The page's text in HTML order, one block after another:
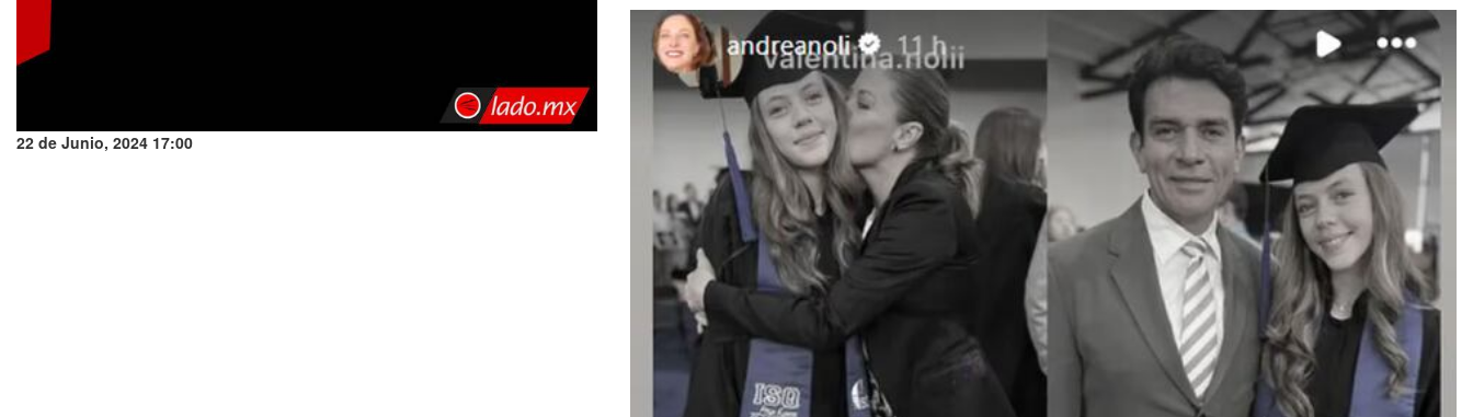
22 de Junio, 2024 17:00